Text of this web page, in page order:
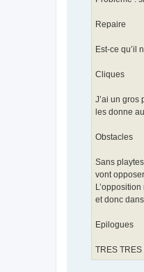
Repaire
Est-ce qu’il
Cliques
J’ai un gros
les donne
Obstacles
Sans
vont
et donc
Epilogues
TRES